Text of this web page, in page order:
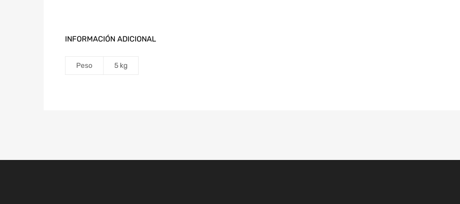
INFORMACIÓN ADICIONAL
Peso 5 kg